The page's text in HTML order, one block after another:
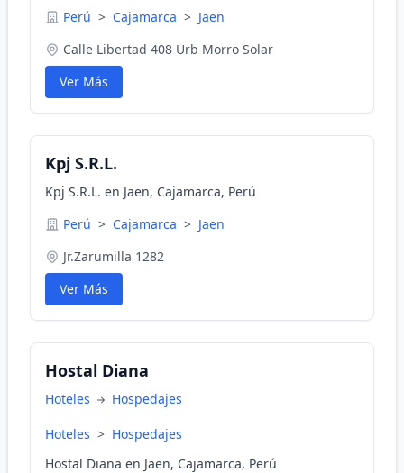
Perú > Cajamarca > Jaen
Calle Libertad 408 Urb Morro Solar
Ver Más
Kpj S.R.L.
Kpj S.R.L. en Jaen, Cajamarca, Perú
Perú > Cajamarca > Jaen
Jr.Zarumilla 1282
Ver Más
Hostal Diana
Hoteles Hospedajes
Hoteles > Hospedajes
Hostal Diana en Jaen, Cajamarca, Perú